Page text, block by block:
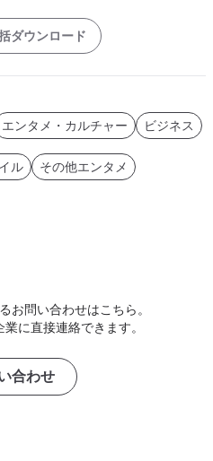
ダウンロード
エンタメ・カルチャー ビジネス
ル
その他エンタメ
お問い合わせはこちら。
に直接連絡できます。
合わせ